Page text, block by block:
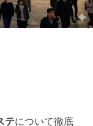
テについて徹底